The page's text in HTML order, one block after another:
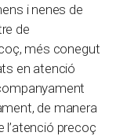
i nenes de
de
més conegut
en atenció
de manera
l’atenció precoç